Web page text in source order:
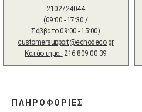
2102724044
(09:00 - 17:30 /
Σάββατο 09:00 - 15:00)
customersupport@echodeco.gr
Κατάστημα : 216 809 00 39
ΠΛΗΡΟΦΟΡΙΕΣ